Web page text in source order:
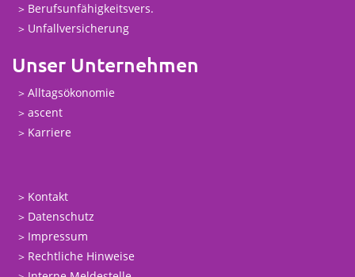
Berufsunfähigkeitsvers.
Unfallversicherung
Unser Unternehmen
Alltagsökonomie
ascent
Karriere
Kontakt
Datenschutz
Impressum
Rechtliche Hinweise